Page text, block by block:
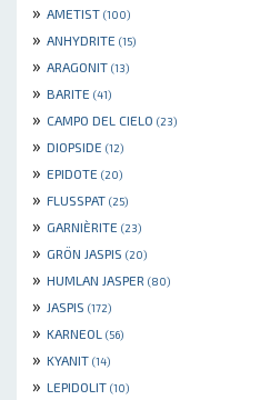
» AMETIST (100)
» ANHYDRITE (15)
» ARAGONIT (13)
» BARITE (41)
» CAMPO DEL CIELO (23)
» DIOPSIDE (12)
» EPIDOTE (20)
» FLUSSPAT (25)
» GARNIÈRITE (23)
» GRÖN JASPIS (20)
» HUMLAN JASPER (80)
» JASPIS (172)
» KARNEOL (56)
» KYANIT (14)
» LEPIDOLIT (10)